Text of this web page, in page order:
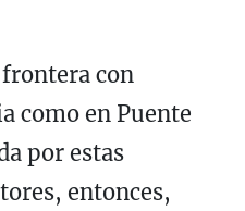
frontera con
como en Puente
por estas
entonces,